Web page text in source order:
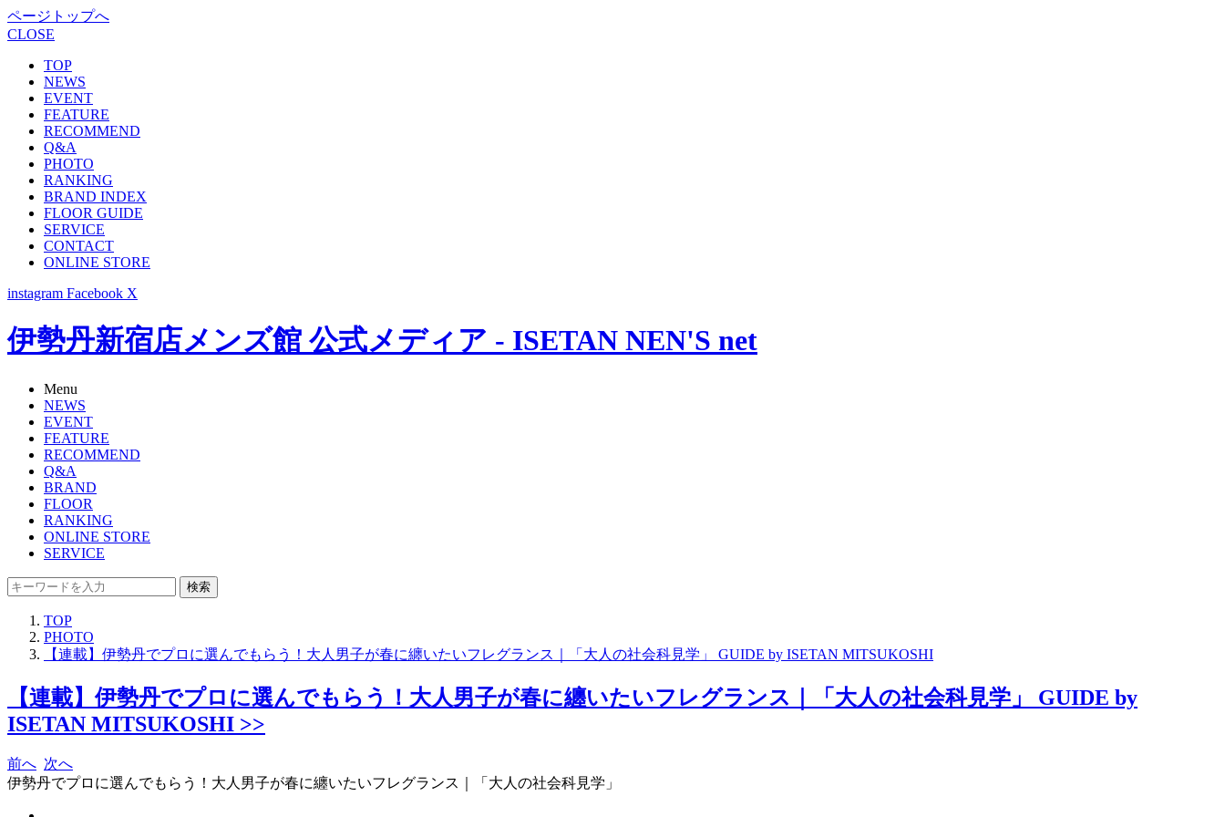
ページトップへ
CLOSE
TOP
NEWS
EVENT
FEATURE
RECOMMEND
Q&A
PHOTO
RANKING
BRAND INDEX
FLOOR GUIDE
SERVICE
CONTACT
ONLINE STORE
instagram Facebook X
伊勢丹新宿店メンズ館 公式メディア - ISETAN NEN'S net
Menu
NEWS
EVENT
FEATURE
RECOMMEND
Q&A
BRAND
FLOOR
RANKING
ONLINE STORE
SERVICE
検索
TOP
PHOTO
【連載】伊勢丹でプロに選んでもらう！大人男子が春に纏いたいフレグランス｜「大人の社会科見学」 GUIDE by ISETAN MITSUKOSHI
【連載】伊勢丹でプロに選んでもらう！大人男子が春に纏いたいフレグランス｜「大人の社会科見学」 GUIDE by
ISETAN MITSUKOSHI >>
前へ 次へ
伊勢丹でプロに選んでもらう！大人男子が春に纏いたいフレグランス｜「大人の社会科見学」